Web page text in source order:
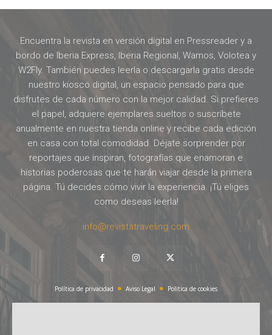
Encuentra la revista en versión digital en Pressreader y a
bordo de Iberia Express, Iberia Regional, Wamos, Volotea y
W2Fly. También puedes leerla o descargarla gratis desde
nuestro kiosco digital, un espacio pensado para que
disfrutes de cada número con la mejor calidad. Si prefieres
el papel, adquiere ejemplares sueltos o suscríbete
anualmente en nuestra tienda online y recibe cada edición
en casa con total comodidad. Déjate sorprender por
reportajes que inspiran, fotografías que enamoran e
historias poderosas que te harán viajar desde la primera
página. Tú decides cómo vivir la experiencia. ¡Tú eliges
como deseas leerla!
info@revistatraveling.com
Política de privacidad Aviso Legal Política de cookies